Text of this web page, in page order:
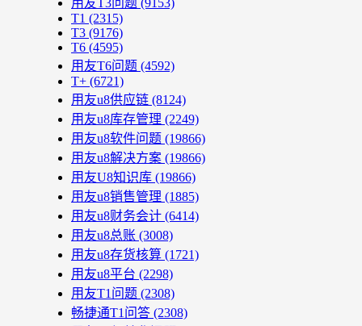
用友T3问题 (9153)
T1 (2315)
T3 (9176)
T6 (4595)
用友T6问题 (4592)
T+ (6721)
用友u8供应链 (8124)
用友u8库存管理 (2249)
用友u8软件问题 (19866)
用友u8解决方案 (19866)
用友U8知识库 (19866)
用友u8销售管理 (1885)
用友u8财务会计 (6414)
用友u8总账 (3008)
用友u8存货核算 (1721)
用友u8平台 (2298)
用友T1问题 (2308)
畅捷通T1问答 (2308)